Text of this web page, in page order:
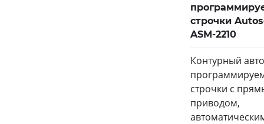
строчки
ASM-2210
Контурный
строчки с
приводом,